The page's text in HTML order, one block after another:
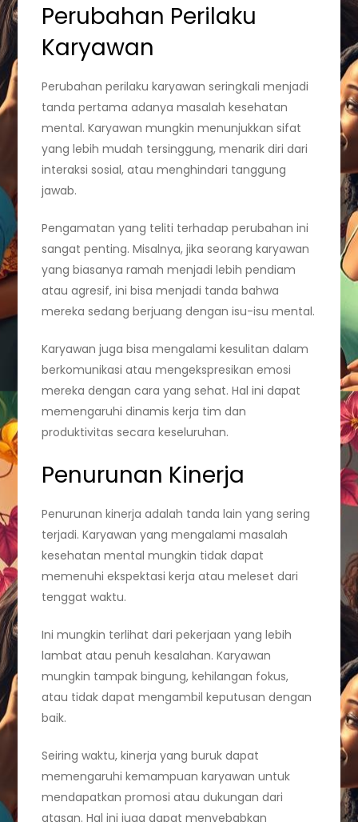
Perubahan Perilaku
Karyawan
Perubahan perilaku karyawan seringkali menjadi
tanda pertama adanya masalah kesehatan
mental. Karyawan mungkin menunjukkan sifat
yang lebih mudah tersinggung, menarik diri dari
interaksi sosial, atau menghindari tanggung
jawab.
Pengamatan yang teliti terhadap perubahan ini
sangat penting. Misalnya, jika seorang karyawan
yang biasanya ramah menjadi lebih pendiam
atau agresif, ini bisa menjadi tanda bahwa
mereka sedang berjuang dengan isu-isu mental.
Karyawan juga bisa mengalami kesulitan dalam
berkomunikasi atau mengekspresikan emosi
mereka dengan cara yang sehat. Hal ini dapat
memengaruhi dinamis kerja tim dan
produktivitas secara keseluruhan.
Penurunan Kinerja
Penurunan kinerja adalah tanda lain yang sering
terjadi. Karyawan yang mengalami masalah
kesehatan mental mungkin tidak dapat
memenuhi ekspektasi kerja atau meleset dari
tenggat waktu.
Ini mungkin terlihat dari pekerjaan yang lebih
lambat atau penuh kesalahan. Karyawan
mungkin tampak bingung, kehilangan fokus,
atau tidak dapat mengambil keputusan dengan
baik.
Seiring waktu, kinerja yang buruk dapat
memengaruhi kemampuan karyawan untuk
mendapatkan promosi atau dukungan dari
atasan. Hal ini juga dapat menyebabkan